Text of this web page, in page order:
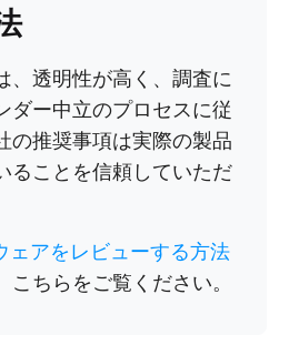
、透明性が高く、調査に
ダー中立のプロセスに従
の推奨事項は実際の製品
ることを信頼していただ
ェアをレビューする方法
ちらをご覧ください。